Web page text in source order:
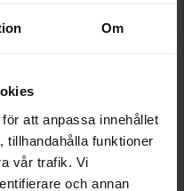
Om
att anpassa innehållet
tillhandahålla funktioner
vår trafik. Vi
och annan
Guld
polyester